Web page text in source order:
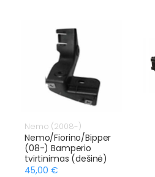
Nemo (2008-)
Nemo/Fiorino/Bipper
(08-) Bamperio
tvirtinimas (dešinė)
45,00 €